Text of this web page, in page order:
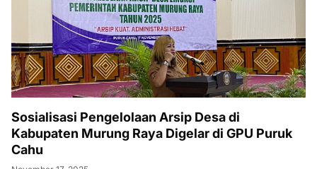
Sosialisasi Pengelolaan Arsip Desa di
Kabupaten Murung Raya Digelar di GPU Puruk
Cahu